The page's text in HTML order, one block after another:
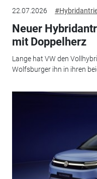
22.07.2026
Neuer
mit Doppelherz
Lange hat VW den
Wolfsburger ihn in ihren